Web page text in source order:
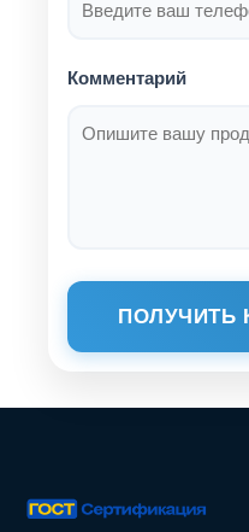
Комментарий
ПОЛУЧИТЬ